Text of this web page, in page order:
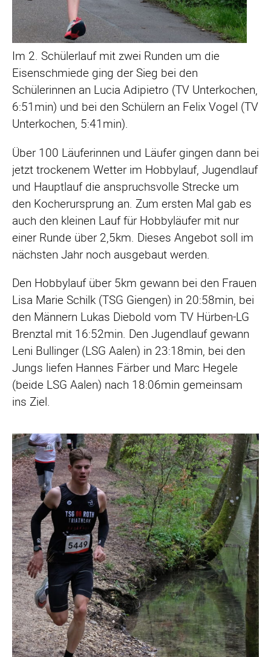
Im 2. Schülerlauf mit zwei Runden um die
Eisenschmiede ging der Sieg bei den
Schülerinnen an Lucia Adipietro (TV Unterkochen,
6:51min) und bei den Schülern an Felix Vogel (TV
Unterkochen, 5:41min).
Über 100 Läuferinnen und Läufer gingen dann bei
jetzt trockenem Wetter im Hobbylauf, Jugendlauf
und Hauptlauf die anspruchsvolle Strecke um
den Kocherursprung an. Zum ersten Mal gab es
auch den kleinen Lauf für Hobbyläufer mit nur
einer Runde über 2,5km. Dieses Angebot soll im
nächsten Jahr noch ausgebaut werden.
Den Hobbylauf über 5km gewann bei den Frauen
Lisa Marie Schilk (TSG Giengen) in 20:58min, bei
den Männern Lukas Diebold vom TV Hürben-LG
Brenztal mit 16:52min. Den Jugendlauf gewann
Leni Bullinger (LSG Aalen) in 23:18min, bei den
Jungs liefen Hannes Färber und Marc Hegele
(beide LSG Aalen) nach 18:06min gemeinsam
ins Ziel.